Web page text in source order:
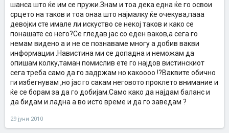
шанса што ќе им се пружи.Знам и тоа дека една ќе го освои
срцето на таков и тоа онаа што најмалку ќе очекува,пааа
девојки сте имале ли искуство се некој таков и како се
понашате со него?Се гледав јас со еден ваков,а сега го
немам видено а и не се познаваме многу а добив вакви
информации .Навистина ми се допадна и неможам да
опишам колку,таман помислив ете го најдов вистинскиот
сега треба само да го задржам но какоооо !?Ваквите обично
ги избегнувам ,но јас го сакам неговото проклето внимание и
ќе се борам за да го добијам.Само како да најдам баланс и
да бидам и ладна а во исто време и да го заведам ?
29 јуни 2010